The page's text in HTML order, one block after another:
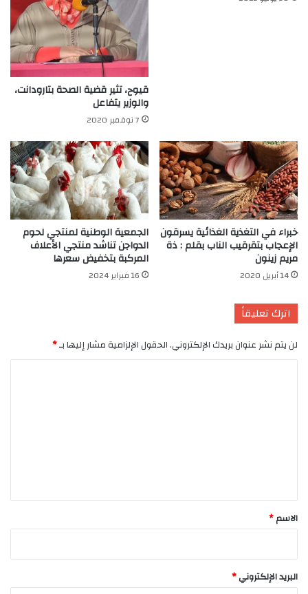
قيوح، تثير قضية الصحة بتارودانت،
والوزير يتفاعل
7 نوفمبر 2020
خبراء في التغذية الغذائية يسرقون
الإعجاب بتقرقيب الناب بقلم : ذة
مريم زينون
14 أبريل 2020
الجمعية الوطنية لمنتجي لحوم
الدواجن تناشد منتجي الأعلاف
المركبة بتخفيض سعرها
16 فبراير 2024
اترك تعليقاً
لن يتم نشر عنوان بريدك الإلكتروني.الحقول الإلزامية مشار إليها بـ*
*
الاسم*
البريد الإلكتروني*